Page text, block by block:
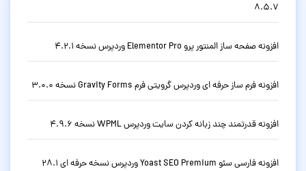
8.5.7
افزونه صفحه ساز المنتور پرو Elementor Pro وردپرس نسخه 4.2.1
افزونه فرم ساز حرفه ای وردپرس گرویتی فرم Gravity Forms نسخه 3.0.0
افزونه قدرتمند چند زبانه کردن سایت وردپرس WPML نسخه 4.9.6
افزونه فارسی سئو Yoast SEO Premium وردپرس نسخه حرفه ای 28.1